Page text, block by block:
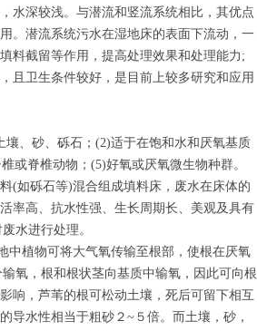
水深较浅。与潜流和竖流系统相比，其优点
。潜流系统污水在湿地床的表面下流动，一
料截留等作用，提高处理效果和处理能力;
且卫生条件较好，是目前上较多研究和应用
、砂、砾石；(2)适于在饱和水和厌氧基质
或脊椎动物；(5)好氧或厌氧微生物种群。
(如砾石等)混合组成填料床，废水在床体的
率高、抗水性强、生长周期长、美观及具有
水进行处理。
中植物可将大气氧传输至根部，使根在厌氧
氧，根和根状茎向基质中输氧，因此可向根
响，芦苇的根可松动土壤，死后可留下相互
导水性相当于粗砂２~５倍。而土壤，砂，